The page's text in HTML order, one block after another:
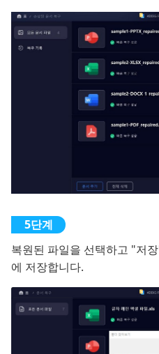
복원된 파일을 선택하고 "저
에 저장합니다.